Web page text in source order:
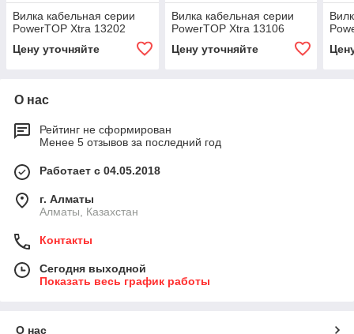
Вилка кабельная серии
PowerTOP Xtra 13202
Цену уточняйте
Вилка кабельная серии
PowerTOP Xtra 13106
Цену уточняйте
О нас
Рейтинг не сформирован
Менее 5 отзывов за последний год
Работает с 04.05.2018
г. Алматы
Алматы, Казахстан
Контакты
Сегодня выходной
Показать весь график работы
О нас